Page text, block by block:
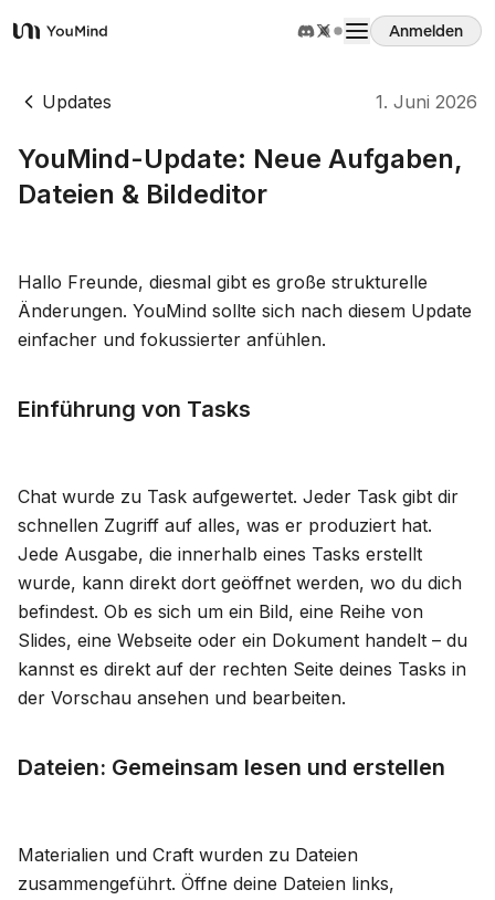
YouMind
Anmelden
Übersicht
Anwendungsfälle
Prompts
Blog
Updates
Updates 1. Juni 2026
YouMind-Update: Neue Aufgaben,
Dateien & Bildeditor
Hallo Freunde, diesmal gibt es große strukturelle
Änderungen. YouMind sollte sich nach diesem Update
einfacher und fokussierter anfühlen.
Einführung von Tasks
Chat wurde zu Task aufgewertet. Jeder Task gibt dir
schnellen Zugriff auf alles, was er produziert hat.
Jede Ausgabe, die innerhalb eines Tasks erstellt
wurde, kann direkt dort geöffnet werden, wo du dich
befindest. Ob es sich um ein Bild, eine Reihe von
Slides, eine Webseite oder ein Dokument handelt – du
kannst es direkt auf der rechten Seite deines Tasks in
der Vorschau ansehen und bearbeiten.
Dateien: Gemeinsam lesen und erstellen
Materialien und Craft wurden zu Dateien
zusammengeführt. Öffne deine Dateien links,